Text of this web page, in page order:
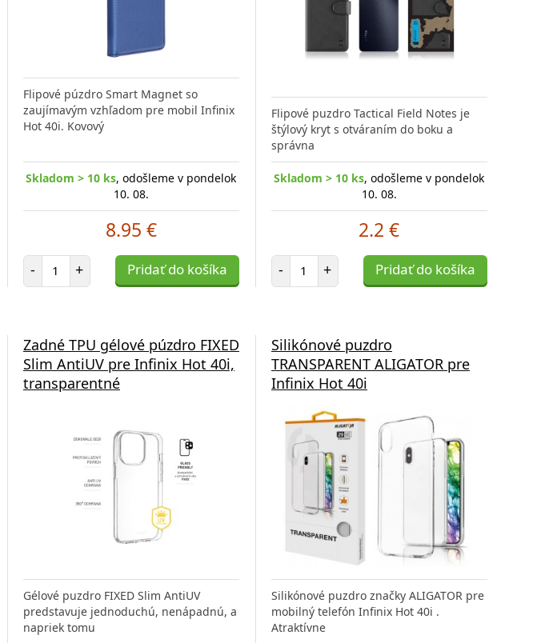
Flipové púzdro Smart Magnet so
zaujímavým vzhľadom pre mobil Infinix
Hot 40i. Kovový
Skladom > 10 ks, odošleme v pondelok
10. 08.
8.95 €
- Počet položiek
+ Pridať do košíka
Flipové puzdro Tactical Field Notes je
štýlový kryt s otváraním do boku a
správna
Skladom > 10 ks, odošleme v pondelok
10. 08.
2.2 €
- Počet položiek
+ Pridať do košíka
Zadné TPU gélové púzdro FIXED
Slim AntiUV pre Infinix Hot 40i,
transparentné
Gélové puzdro FIXED Slim AntiUV
predstavuje jednoduchú, nenápadnú, a
napriek tomu
Silikónové puzdro
TRANSPARENT ALIGATOR pre
Infinix Hot 40i
Silikónové puzdro značky ALIGATOR pre
mobilný telefón Infinix Hot 40i .
Atraktívne